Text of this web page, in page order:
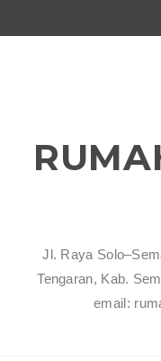
Jl. Raya
Tengaran, Kab.
email: